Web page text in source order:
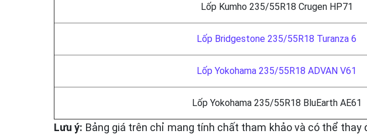
Lốp Kumho 235/55R18 Crugen HP71
Lốp Bridgestone 235/55R18 Turanza 6
Lốp Yokohama 235/55R18 ADVAN V61
Lốp Yokohama 235/55R18 BluEarth AE61
Lưu ý: Bảng giá trên chỉ mang tính chất tham khảo và có thể